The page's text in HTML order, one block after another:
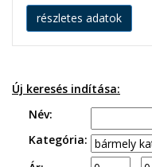
részletes adatok
Új keresés indítása:
Név:
Kategória: